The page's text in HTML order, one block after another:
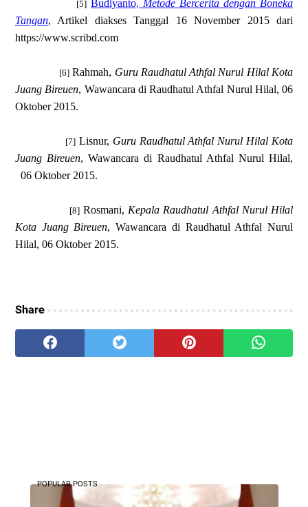
[5] Budiyanto, Metode Bercerita dengan Boneka
Tangan, Artikel diakses Tanggal 16 November 2015 dari
https://www.scribd.com
[6] Rahmah, Guru Raudhatul Athfal Nurul Hilal Kota
Juang Bireuen, Wawancara di Raudhatul Athfal Nurul Hilal, 06
Oktober 2015.
[7] Lisnur, Guru Raudhatul Athfal Nurul Hilal Kota
Juang Bireuen, Wawancara di Raudhatul Athfal Nurul Hilal,
06 Oktober 2015.
[8] Rosmani, Kepala Raudhatul Athfal Nurul Hilal
Kota Juang Bireuen, Wawancara di Raudhatul Athfal Nurul
Hilal, 06 Oktober 2015.
Share
POPULAR POSTS